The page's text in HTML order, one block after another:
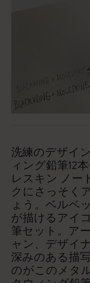
洗練のデザイ
ィング鉛筆12
レスキン ノー
クにさっそく
ょう。ベルベ
が描けるアイ
筆セット。ア
ャン、デザイ
深みのある描
のがこのメタ